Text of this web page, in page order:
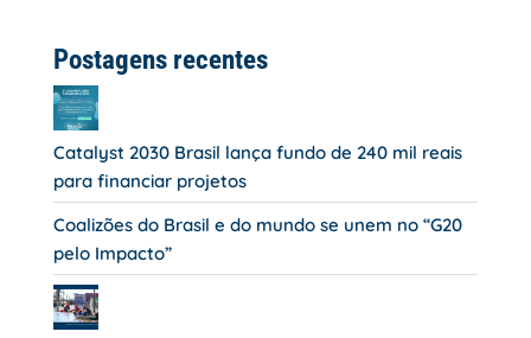
Postagens recentes
Catalyst 2030 Brasil lança fundo de 240 mil reais
para financiar projetos
Coalizões do Brasil e do mundo se unem no “G20
pelo Impacto”